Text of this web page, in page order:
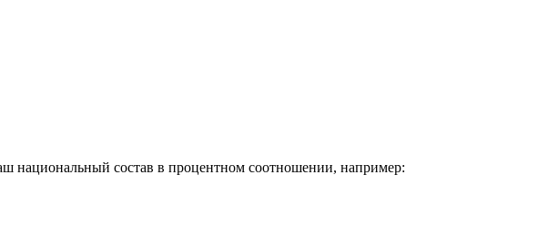
национальный состав в процентном соотношении, например: